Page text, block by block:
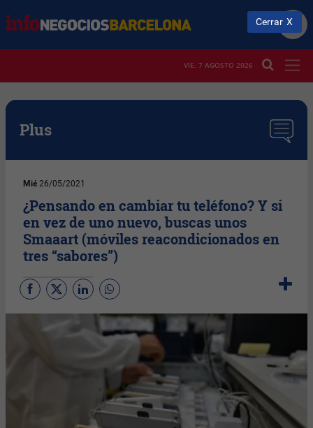
VIE. 7 AGOSTO 2026
Plus
Mié 26/05/2021
¿Pensando en cambiar tu teléfono? Y si
en vez de uno nuevo, buscas unos
Smaaart (móviles reacondicionados en
tres “sabores”)
Cerrar